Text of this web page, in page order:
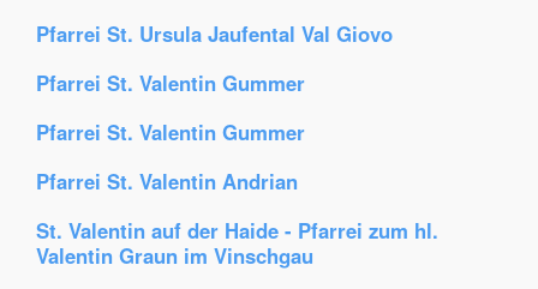
Pfarrei St. Ursula Jaufental Val Giovo
Pfarrei St. Valentin Gummer
Pfarrei St. Valentin Gummer
Pfarrei St. Valentin Andrian
St. Valentin auf der Haide - Pfarrei zum hl.
Valentin Graun im Vinschgau